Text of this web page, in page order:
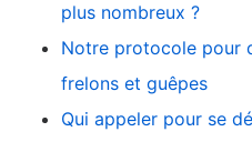
plus nombreux ?
Notre protocole pour
frelons et guêpes
Qui appeler pour se